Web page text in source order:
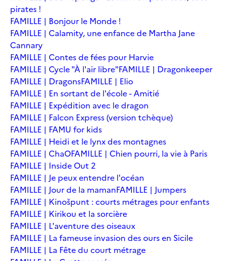
pirates !
FAMILLE | Bonjour le Monde !
FAMILLE | Calamity, une enfance de Martha Jane
Cannary
FAMILLE | Contes de fées pour Harvie
FAMILLE | Cycle "À l'air libre"FAMILLE | Dragonkeeper
FAMILLE | DragonsFAMILLE | Elio
FAMILLE | En sortant de l'école - Amitié
FAMILLE | Expédition avec le dragon
FAMILLE | Falcon Express (version tchèque)
FAMILLE | FAMU for kids
FAMILLE | Heidi et le lynx des montagnes
FAMILLE | ChaOFAMILLE | Chien pourri, la vie à Paris
FAMILLE | Inside Out 2
FAMILLE | Je peux entendre l'océan
FAMILLE | Jour de la mamanFAMILLE | Jumpers
FAMILLE | Kinošpunt : courts métrages pour enfants
FAMILLE | Kirikou et la sorcière
FAMILLE | L'aventure des oiseaux
FAMILLE | La fameuse invasion des ours en Sicile
FAMILLE | La Fête du court métrage